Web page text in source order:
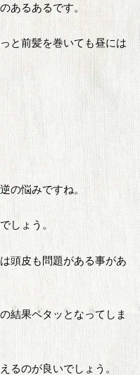
あるあるです。
と前髪を巻いても昼には
の悩みですね。
しょう。
頭皮も問題がある事があ
結果ペタッとなってしま
るのが良いでしょう。